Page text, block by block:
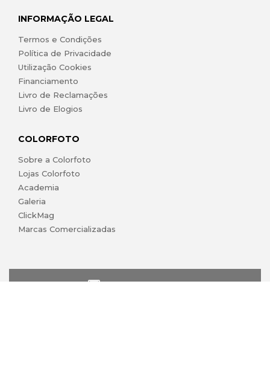
INFORMAÇÃO LEGAL
Termos e Condições
Política de Privacidade
Utilização Cookies
Financiamento
Livro de Reclamações
Livro de Elogios
COLORFOTO
Sobre a Colorfoto
Lojas Colorfoto
Academia
Galeria
ClickMag
Marcas Comercializadas
lojaonline@colorfoto.pt